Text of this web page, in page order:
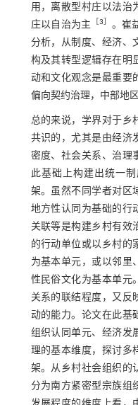
用，离散型村庄以法治
庄以自治为主
3
。崔
分析，从制度、经济、
构及其转型逻辑存在明
动和文化观念是最重要
偏向契约治理，中部地
总的来说，学界对于乡
共识的，尤其是由经济
密度、社会关系、治理
此基础上构建出统一
架。虽然不同学者对区
地方性认同为基础的行
关联等是构建乡村有效
的行动单位或以乡村的
为基本单元，或以邻里
性民俗文化为基本单元
关系的联结程度，又反
动的能力。论文在此基
组织认同单元、经济发
理的基本维度，探讨多
架。从乡村社会组织的
分为南方紧密型宗族组